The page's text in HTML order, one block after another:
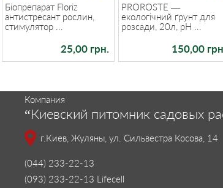
Біопрепарат Floriz
антистресант рослин,
стимулятор ...
25,00 грн.
PROROSTE —
екологічний ґрунт для
розсади, 20л, pH ...
150,00
Компания
“Киевский питомник садовых
г.Киев, Жуляны, ул. Сильвестра Косова, 14
(044) 233-22-13
(093) 233-22-13 Lifecell